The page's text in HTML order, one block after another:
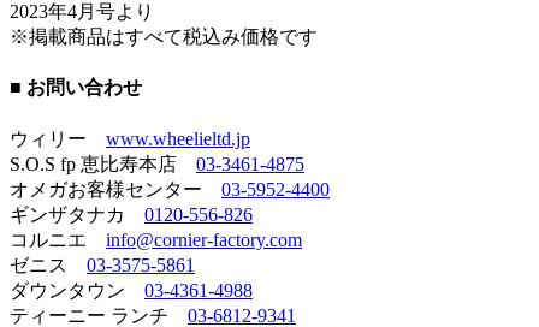
2023年4月号より
※掲載商品はすべて税込み価格です
■ お問い合わせ
ウィリー www.wheelieltd.jp
S.O.S fp 恵比寿本店 03-3461-4875
オメガお客様センター 03-5952-4400
ギンザタナカ 0120-556-826
コルニエ info@cornier-factory.com
ゼニス 03-3575-5861
ダウンタウン 03-4361-4988
ティーニー ランチ 03-6812-9341